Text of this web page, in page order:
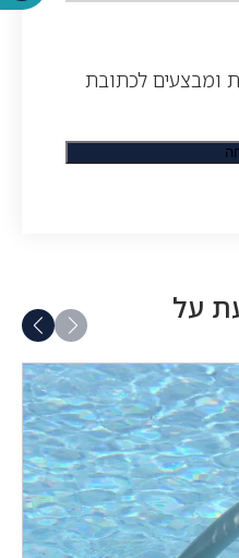
ומבצעים לכתובת
על